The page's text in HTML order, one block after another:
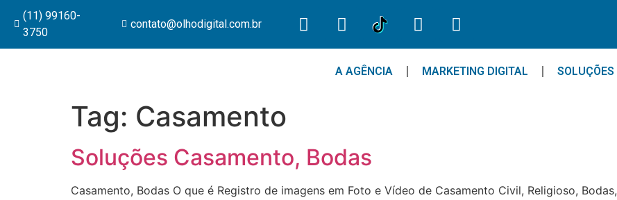
(11) 99160-
3750
contato@olhodigital.com.br
A AGÊNCIA MARKETING DIGITAL SOLUÇÕES
Tag: Casamento
Soluções Casamento, Bodas
Casamento, Bodas O que é Registro de imagens em Foto e Vídeo de Casamento Civil, Religioso,